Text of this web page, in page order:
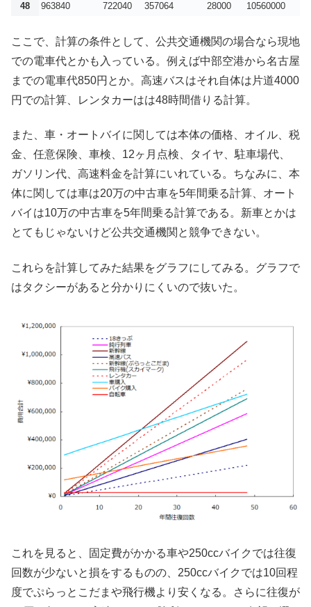
48
963840 722040 357064 28000 10560000
ここで、計算の条件として、公共交通機関の場合なら現地
での電車代とかも入っている。例えば中部空港から名古屋
までの電車代850円とか。高速バスはそれ自体は片道4000
円での計算、レンタカーはは48時間借りる計算。
また、車・オートバイに関しては本体の価格、オイル、税
金、任意保険、車検、12ヶ月点検、タイヤ、駐車場代、
ガソリン代、高速料金を計算にいれている。ちなみに、本
体に関しては車は20万の中古車を5年間乗る計算、オート
バイは10万の中古車を5年間乗る計算である。新車とかは
とてもじゃないけど公共交通機関と競争できない。
これらを計算してみた結果をグラフにしてみる。グラフで
はタクシーがあると分かりにくいので抜いた。
これを見ると、固定費がかかる車や250ccバイクでは往復
回数が少ないと損をするものの、250ccバイクでは10回程
度でぷらっとこだまや飛行機より安くなる。さらに往復が